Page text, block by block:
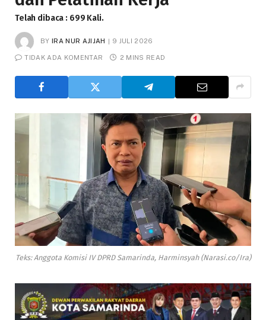
Telah dibaca : 699 Kali.
BY IRA NUR AJIJAH 9 JULI 2026
TIDAK ADA KOMENTAR 2 MINS READ
Teks: Anggota Komisi IV DPRD Samarinda, Harminsyah (Narasi.co/Ira)